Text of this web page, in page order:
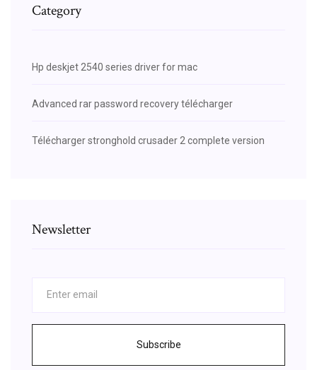
Category
Hp deskjet 2540 series driver for mac
Advanced rar password recovery télécharger
Télécharger stronghold crusader 2 complete version
Newsletter
Subscribe